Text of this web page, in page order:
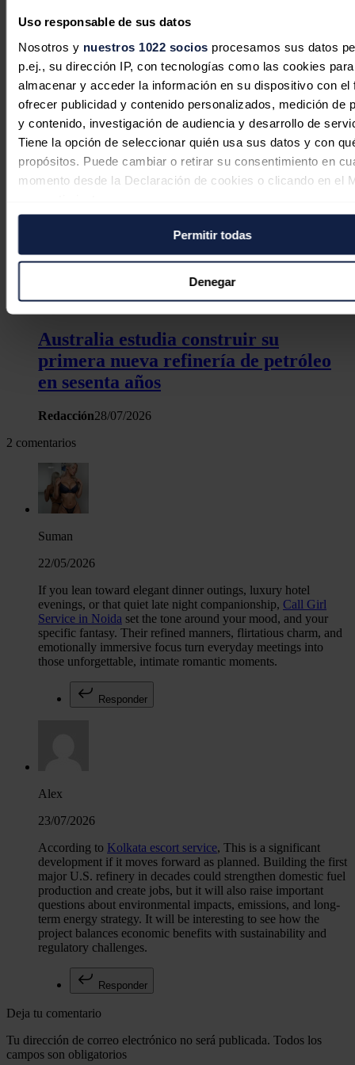
Uso responsable de sus datos
Nosotros y nuestros 1022 socios procesamos sus datos
p.ej., su dirección IP, con tecnologías como las cookies para
almacenar y acceder la información en su dispositivo con el
ofrecer publicidad y contenido personalizados, medición de
y contenido, investigación de audiencia y desarrollo de
Tiene la opción de seleccionar quién usa sus datos y con
propósitos. Puede cambiar o retirar su consentimiento en
momento desde la Declaración de cookies o clicando en el
Si lo permite, también quisiéramos:
Recopilar información sobre su ubicación geográfica
puede tener una precisión de varios metros
Identificar su dispositivo analizándolo activamente
características específicas (huellas digitales)
Obtenga más información sobre cómo se procesan sus
personales y establezca sus preferencias en lasección de
Puede cambiar o retirar su consentimiento en cualquier
la Declaración de cookies.
tráfico. Además, compartimos información sobre el uso que
sitio web con nuestros partners de redes sociales,
análisis web, quienes pueden combinarla con otra
Permitir todas
Denegar
Tesla y Zelestra firman un PPA solar
a largo plazo en Texas
Redacción28/07/2026
Australia estudia construir su
primera nueva refinería de petróleo
en sesenta años
Redacción28/07/2026
2 comentarios
Suman
22/05/2026
If you lean toward elegant dinner outings, luxury hotel
evenings, or that quiet late night companionship, Call Girl
Service in Noida set the tone around your mood, and your
specific fantasy. Their refined manners, flirtatious charm, and
emotionally immersive focus turn everyday meetings into
those unforgettable, intimate romantic moments.
Responder
Alex
23/07/2026
According to Kolkata escort service, This is a significant
development if it moves forward as planned. Building the first
major U.S. refinery in decades could strengthen domestic fuel
production and create jobs, but it will also raise important
questions about environmental impacts, emissions, and long-
term energy strategy. It will be interesting to see how the
project balances economic benefits with sustainability and
regulatory challenges.
Responder
Deja tu comentario
Tu dirección de correo electrónico no será publicada. Todos los
campos son obligatorios